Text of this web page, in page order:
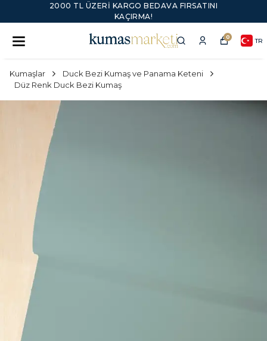
2000 TL ÜZERI KARGO BEDAVA FIRSATINI
KAÇIRMA!
0 TR
Kumaşlar
Duck Bezi Kumaş ve Panama Keteni
Düz Renk Duck Bezi Kumaş